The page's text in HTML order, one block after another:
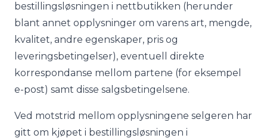
bestillingsløsningen i nettbutikken (herunder
blant annet opplysninger om varens art, mengde,
kvalitet, andre egenskaper, pris og
leveringsbetingelser), eventuell direkte
korrespondanse mellom partene (for eksempel
e-post) samt disse salgsbetingelsene.
Ved motstrid mellom opplysningene selgeren har
gitt om kjøpet i bestillingsløsningen i